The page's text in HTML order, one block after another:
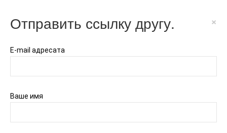
Отправить ссылку другу. ×
E-mail адресата
Ваше имя